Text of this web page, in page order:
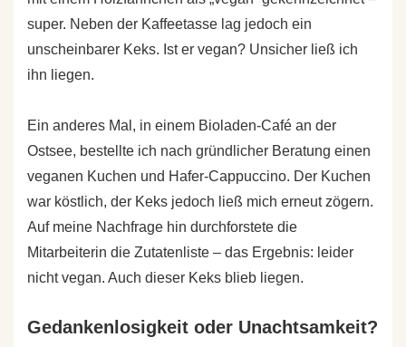
super. Neben der Kaffeetasse lag jedoch ein
unscheinbarer Keks. Ist er vegan? Unsicher ließ ich
ihn liegen.
Ein anderes Mal, in einem Bioladen-Café an der
Ostsee, bestellte ich nach gründlicher Beratung einen
veganen Kuchen und Hafer-Cappuccino. Der Kuchen
war köstlich, der Keks jedoch ließ mich erneut zögern.
Auf meine Nachfrage hin durchforstete die
Mitarbeiterin die Zutatenliste – das Ergebnis: leider
nicht vegan. Auch dieser Keks blieb liegen.
Gedankenlosigkeit oder Unachtsamkeit?